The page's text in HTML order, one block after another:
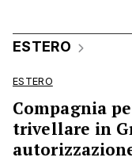
ESTERO
ESTERO
Compagnia
trivellare in